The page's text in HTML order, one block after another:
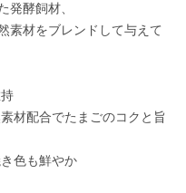
発酵飼材、
素材をブレンドして与えて
材配合でたまごのコクと旨
色も鮮やか